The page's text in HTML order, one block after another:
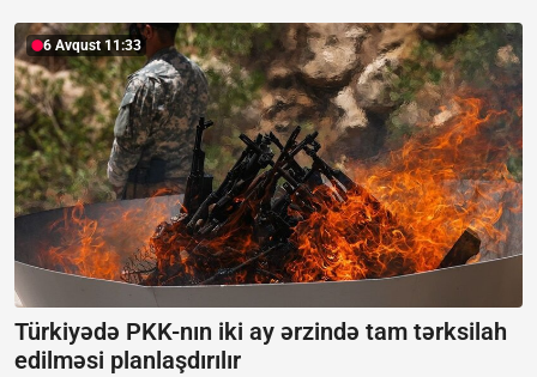
6 Avqust 11:33
Türkiyədə PKK-nın iki ay ərzində tam tərksilah
edilməsi planlaşdırılır